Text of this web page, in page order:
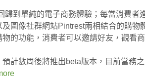
到單純的電子商務體驗；每當消費者
圖像社群網站Pintrest兩相結合的購物
的功能，消費者可以邀請好友，觀看
計數周後將推出beta版本，目前當務